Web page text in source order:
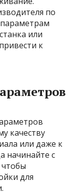
по
или
к
качеству
или даже к
начинайте с
для